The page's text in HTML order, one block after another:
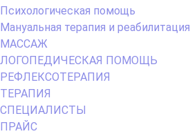
Психологическая помощь
Мануальная терапия и реабилитация
МАССАЖ
ЛОГОПЕДИЧЕСКАЯ ПОМОЩЬ
РЕФЛЕКСОТЕРАПИЯ
ТЕРАПИЯ
СПЕЦИАЛИСТЫ
ПРАЙС